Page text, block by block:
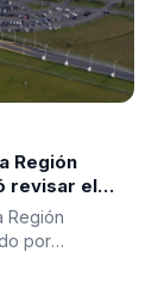
Región
revisar el
María
visión
Región
por